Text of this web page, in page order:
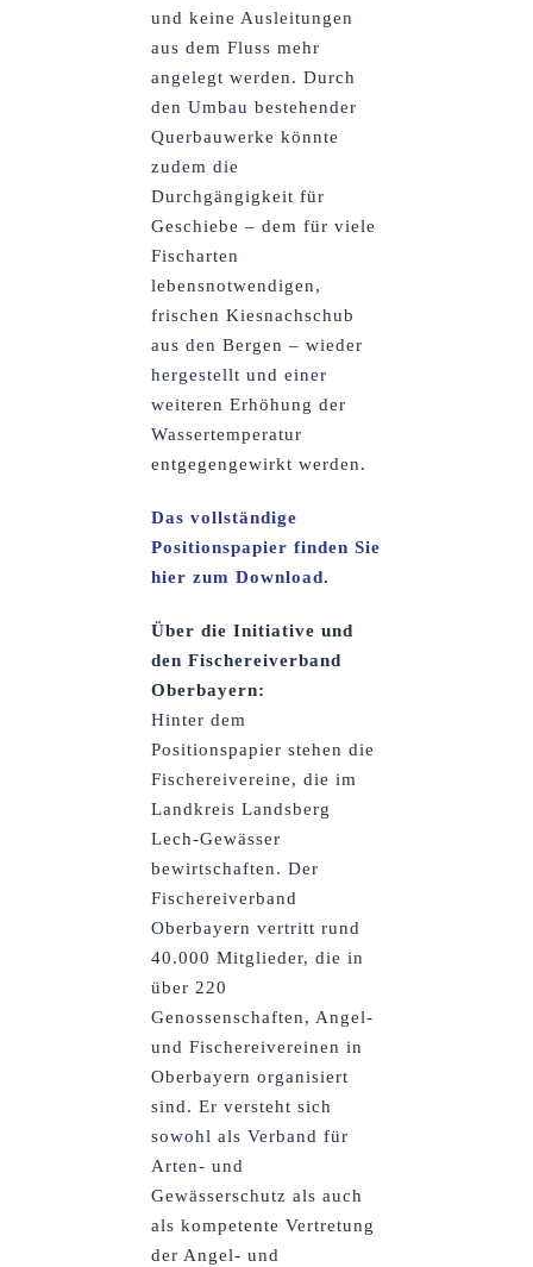
und keine Ausleitungen
aus dem Fluss mehr
angelegt werden. Durch
den Umbau bestehender
Querbauwerke könnte
zudem die
Durchgängigkeit für
Geschiebe – dem für viele
Fischarten
lebensnotwendigen,
frischen Kiesnachschub
aus den Bergen – wieder
hergestellt und einer
weiteren Erhöhung der
Wassertemperatur
entgegengewirkt werden.
Das vollständige
Positionspapier finden Sie
hier zum Download.
Über die Initiative und
den Fischereiverband
Oberbayern:
Hinter dem
Positionspapier stehen die
Fischereivereine, die im
Landkreis Landsberg
Lech-Gewässer
bewirtschaften. Der
Fischereiverband
Oberbayern vertritt rund
40.000 Mitglieder, die in
über 220
Genossenschaften, Angel-
und Fischereivereinen in
Oberbayern organisiert
sind. Er versteht sich
sowohl als Verband für
Arten- und
Gewässerschutz als auch
als kompetente Vertretung
der Angel- und